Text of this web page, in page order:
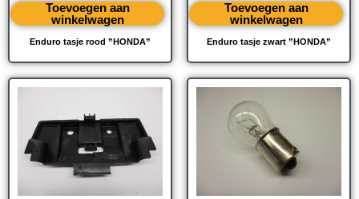
Enduro tasje rood ”HONDA”
Toevoegen aan
winkelwagen
Enduro tasje zwart ”HONDA”
Toevoegen aan
winkelwagen